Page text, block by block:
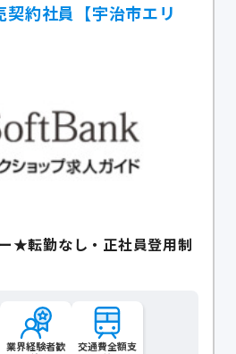
契約社員【宇治市エリ
★転勤なし・正社員登用制
業界経験者歓
交通費全額支